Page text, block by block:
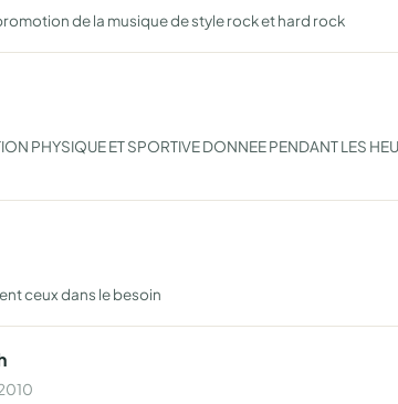
de la musique de style rock et hard rock
PHYSIQUE ET SPORTIVE DONNEE PENDANT LES
ceux dans le besoin